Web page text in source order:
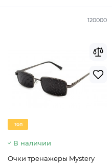
120000
Топ
В наличии
Очки тренажеры Mystery